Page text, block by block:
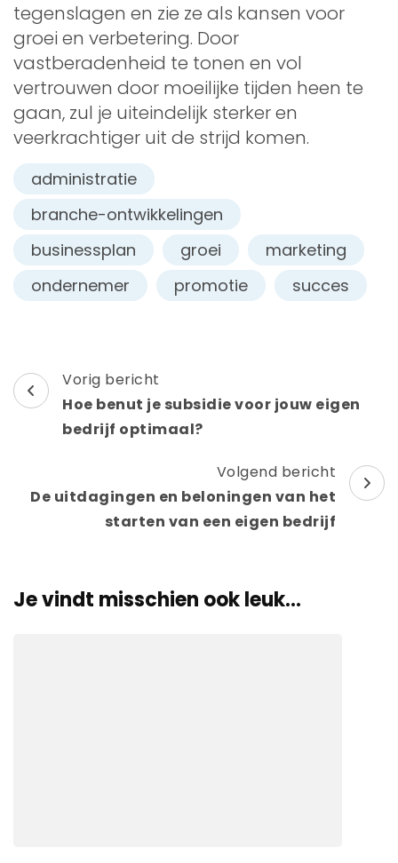
tegenslagen en zie ze als kansen voor
groei en verbetering. Door
vastberadenheid te tonen en vol
vertrouwen door moeilijke tijden heen te
gaan, zul je uiteindelijk sterker en
veerkrachtiger uit de strijd komen.
administratie
branche-ontwikkelingen
businessplan
groei
marketing
ondernemer
promotie succes
Berichtnavigatie
Vorig bericht
Hoe benut je subsidie voor jouw eigen
bedrijf optimaal?
Volgend bericht
De uitdagingen en beloningen van het
starten van een eigen bedrijf
Je vindt misschien ook leuk...